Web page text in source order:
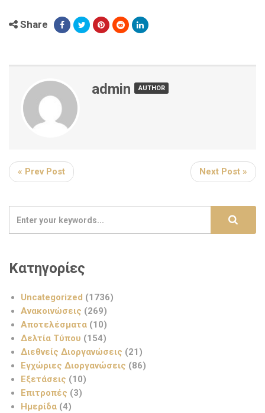
Share
admin AUTHOR
« Prev Post Next Post »
Κατηγορίες
Uncategorized (1736)
Ανακοινώσεις (269)
Αποτελέσματα (10)
Δελτία Τύπου (154)
Διεθνείς Διοργανώσεις (21)
Εγχώριες Διοργανώσεις (86)
Εξετάσεις (10)
Επιτροπές (3)
Ημερίδα (4)